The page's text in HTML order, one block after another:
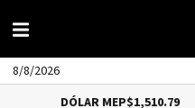
8/8/2026
DÓLAR MEP$1,510.79